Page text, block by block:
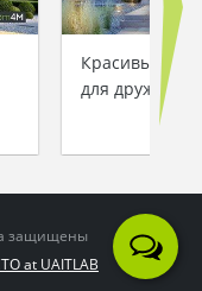
Красивый
для дружной
защищены
at UAITLAB